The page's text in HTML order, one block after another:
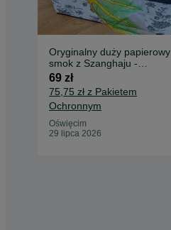
Oryginalny duży papierowy
smok z Szanghaju -
dekoracja/figurka 80x80
69 zł
75,75 zł z Pakietem
Ochronnym
Oświęcim
29 lipca 2026